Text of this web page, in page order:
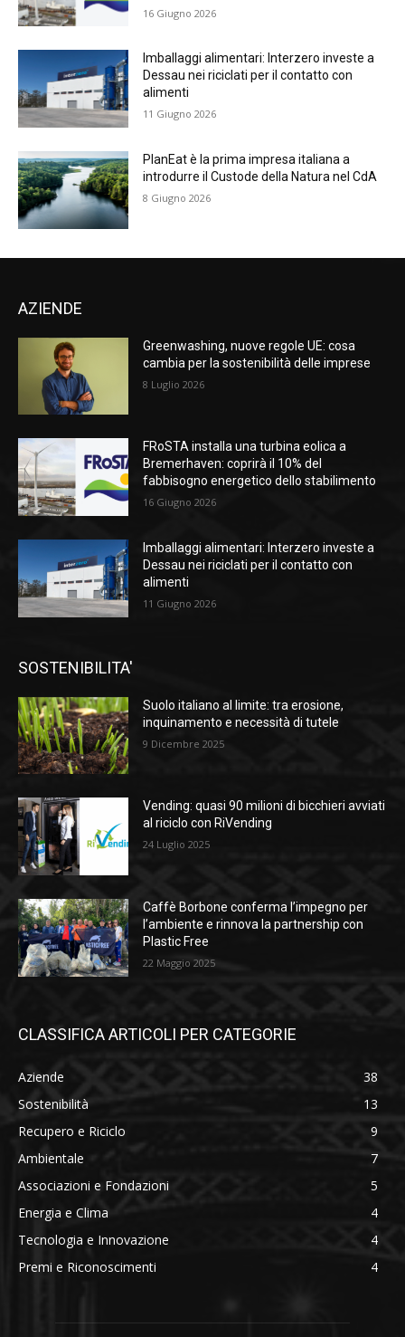
16 Giugno 2026
Imballaggi alimentari: Interzero investe a
Dessau nei riciclati per il contatto con
alimenti
11 Giugno 2026
PlanEat è la prima impresa italiana a
introdurre il Custode della Natura nel CdA
8 Giugno 2026
AZIENDE
Greenwashing, nuove regole UE: cosa
cambia per la sostenibilità delle imprese
8 Luglio 2026
FRoSTA installa una turbina eolica a
Bremerhaven: coprirà il 10% del
fabbisogno energetico dello stabilimento
16 Giugno 2026
Imballaggi alimentari: Interzero investe a
Dessau nei riciclati per il contatto con
alimenti
11 Giugno 2026
SOSTENIBILITA'
Suolo italiano al limite: tra erosione,
inquinamento e necessità di tutele
9 Dicembre 2025
Vending: quasi 90 milioni di bicchieri avviati
al riciclo con RiVending
24 Luglio 2025
Caffè Borbone conferma l’impegno per
l’ambiente e rinnova la partnership con
Plastic Free
22 Maggio 2025
CLASSIFICA ARTICOLI PER CATEGORIE
Aziende
38
Sostenibilità
13
Recupero e Riciclo
9
Ambientale
7
Associazioni e Fondazioni
5
Energia e Clima
4
Tecnologia e Innovazione
4
Premi e Riconoscimenti
4